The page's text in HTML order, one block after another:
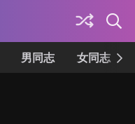
男同志 女同志